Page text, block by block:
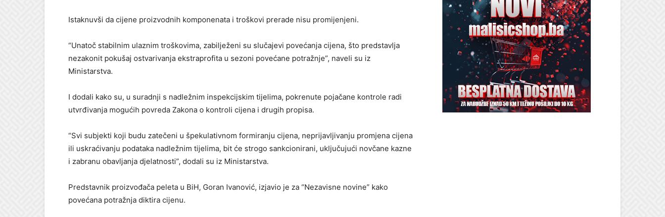
Istaknuvši da cijene proizvodnih komponenata i troškovi prerade nisu promijenjeni.
“Unatoč stabilnim ulaznim troškovima, zabilježeni su slučajevi povećanja cijena, što predstavlja
nezakonit pokušaj ostvarivanja ekstraprofita u sezoni povećane potražnje”, naveli su iz
Ministarstva.
I dodali kako su, u suradnji s nadležnim inspekcijskim tijelima, pokrenute pojačane kontrole radi
utvrđivanja mogućih povreda Zakona o kontroli cijena i drugih propisa.
“Svi subjekti koji budu zatečeni u špekulativnom formiranju cijena, neprijavljivanju promjena cijena
ili uskraćivanju podataka nadležnim tijelima, bit će strogo sankcionirani, uključujući novčane kazne
i zabranu obavljanja djelatnosti”, dodali su iz Ministarstva.
Predstavnik proizvođača peleta u BiH, Goran Ivanović, izjavio je za “Nezavisne novine” kako
povećana potražnja diktira cijenu.